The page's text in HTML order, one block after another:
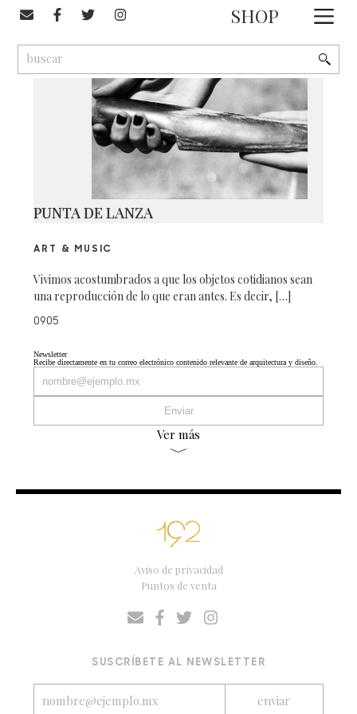
SHOP
PUNTA DE LANZA
ART & MUSIC
Vivimos acostumbrados a que los objetos cotidianos sean
una reproducción de lo que eran antes. Es decir, […]
0905
Newsletter
Recibe directamente en tu correo electrónico contenido relevante de arquitectura y diseño.
Ver más
Aviso de privacidad
Puntos de venta
SUSCRÍBETE AL NEWSLETTER